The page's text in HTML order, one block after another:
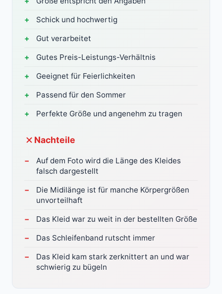
Schick und hochwertig
Gut verarbeitet
Gutes Preis-Leistungs-Verhältnis
Geeignet für Feierlichkeiten
Passend für den Sommer
Perfekte Größe und angenehm zu tragen
Nachteile
Auf dem Foto wird die Länge des Kleides
falsch dargestellt
Die Midilänge ist für manche Körpergrößen
unvorteilhaft
Das Kleid war zu weit in der bestellten Größe
Das Schleifenband rutscht immer
Das Kleid kam stark zerknittert an und war
schwierig zu bügeln